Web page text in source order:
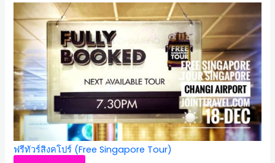
ฟรีทัวร์สิงคโปร์ (Free Singapore Tour)